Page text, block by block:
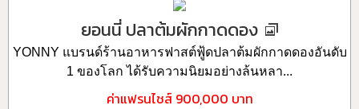
ยอนนี่ ปลาต้มผักกาดดอง
YONNY แบรนด์ร้านอาหารฟาสต์ฟู้ดปลาต้มผักกาดดองอันดับ
1 ของโลก ได้รับความนิยมอย่างล้นหลา...
ค่าแฟรนไชส์ 900,000 บาท